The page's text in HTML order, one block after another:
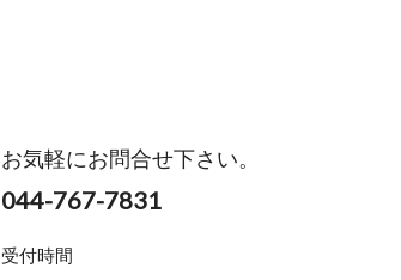
お気軽にお問合せ下さい。
044-767-7831
受付時間